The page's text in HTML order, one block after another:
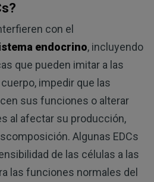
con el
endocrino, incluyendo
que pueden imitar a las
impedir que las
sus funciones o alterar
al afectar su producción,
Algunas EDCs
de las células a las
las funciones normales del